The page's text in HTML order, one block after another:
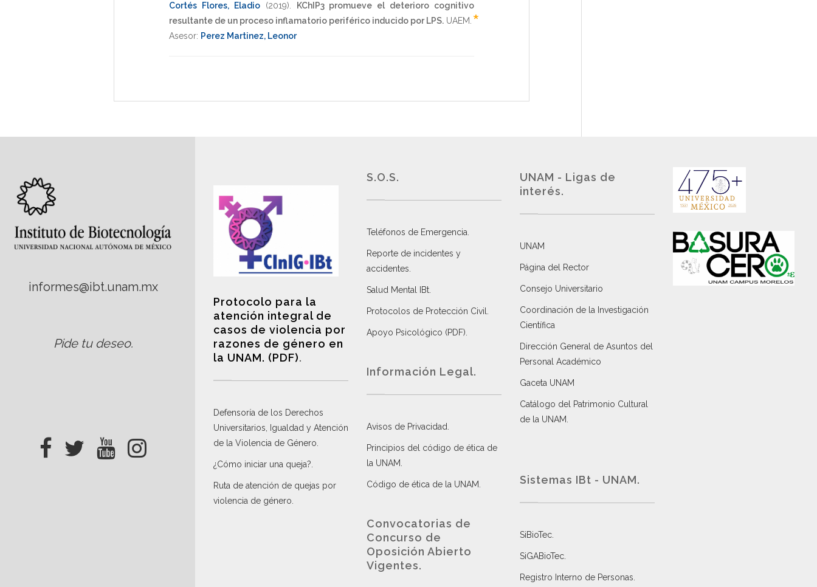
Cortés Flores, Eladio (2019)
KChIP3 promueve el deterioro cognitivo
resultante de un proceso inflamatorio periférico inducido por LPS. UAEM *
Asesor: Perez Martinez, Leonor
informes@ibt.unam.mx
Pide tu deseo.
Protocolo para la
atención integral de
casos de violencia por
razones de género en
la UNAM. (PDF).
Defensoría de los Derechos
Universitarios, Igualdad y Atención
de la Violencia de Género
¿Cómo iniciar una queja?
Ruta de atención de quejas por
violencia de género
S.O.S.
Teléfonos de Emergencia.
Reporte de incidentes y
accidentes
Salud Mental IBt
Protocolos de Protección Civil
Apoyo Psicológico (PDF)
Información Legal.
Avisos de Privacidad
Principios del código de ética de
la UNAM
Código de ética de la UNAM
Convocatorias de
Concurso de
Oposición Abierto
Vigentes.
UNAM - Ligas de
interés.
UNAM
Página del Rector
Consejo Universitario
Coordinación de la Investigación
Científica
Dirección General de Asuntos del
Personal Académico
Gaceta UNAM
Catálogo del Patrimonio Cultural
de la UNAM.
Sistemas IBt - UNAM.
SiBioTec
SiGABioTec.
Registro Interno de Personas